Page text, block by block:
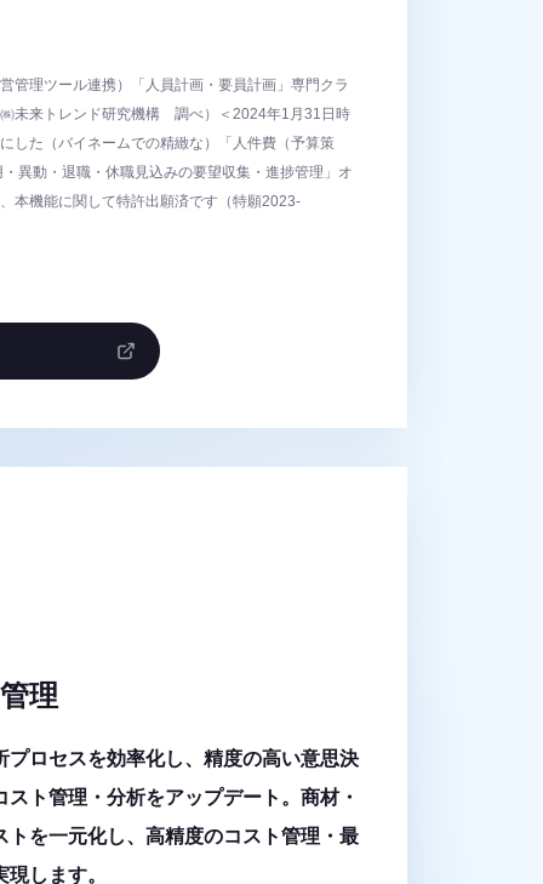
管理ツール連携）「人員計画・要員計画」専門クラ
未来トレンド研究機構 調べ）＜2024年1月31日時
した（バイネームでの精緻な）「人件費（予算策
異動・退職・休職見込みの要望収集・進捗管理」オ
本機能に関して特許出願済です（特願2023-
理
プロセスを効率化し、精度の高い意思決
ト管理・分析をアップデート。商材・
トを一元化し、高精度のコスト管理・最
します。